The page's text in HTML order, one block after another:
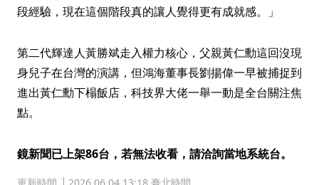
段經驗，現在這個階段真的讓人覺得更有成就感。」
第二代輝達人黃勝斌走入權力核心，父親黃仁勳這回沒現
身兒子在台灣的演講，但鴻海董事長劉揚偉一早被捕捉到
進出黃仁勳下榻飯店，科技界大佬一舉一動是全台關注焦
點。
鏡新聞已上架86台，若無法收看，請洽詢當地系統台。